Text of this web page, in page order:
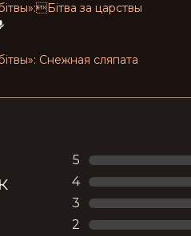
за царствы
Снежная сляпата
5
4
3
2